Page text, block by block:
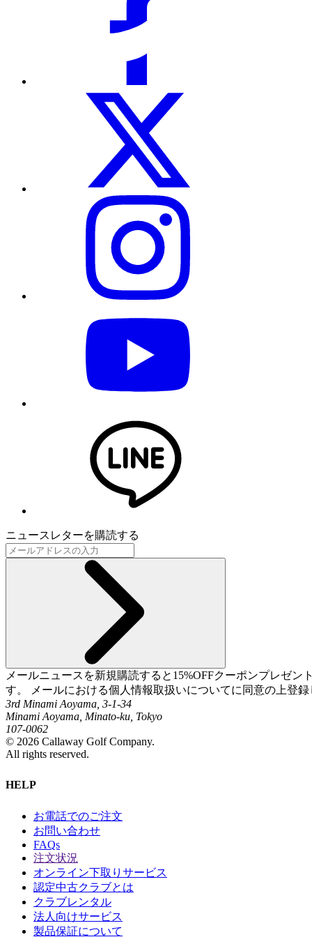
ニュースレターを購読する
メールニュースを新規購読すると15%OFFクーポンプレゼ
す。 メールにおける個人情報取扱いについてに同意の上登
3rd Minami Aoyama, 3-1-34
Minami Aoyama, Minato-ku, Tokyo
107-0062
© 2026 Callaway Golf Company.
All rights reserved.
HELP
お電話でのご注文
お問い合わせ
FAQs
注文状況
オンライン下取りサービス
認定中古クラブとは
クラブレンタル
法人向けサービス
製品保証について